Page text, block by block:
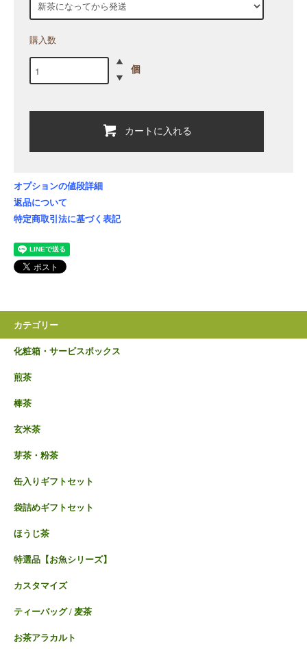
購入数
個
カートに入れる
オプションの値段詳細
返品について
特定商取引法に基づく表記
カテゴリー
化粧箱・サービスボックス
煎茶
棒茶
玄米茶
芽茶・粉茶
缶入りギフトセット
袋詰めギフトセット
ほうじ茶
特選品【お魚シリーズ】
カスタマイズ
ティーバッグ / 麦茶
お茶アラカルト